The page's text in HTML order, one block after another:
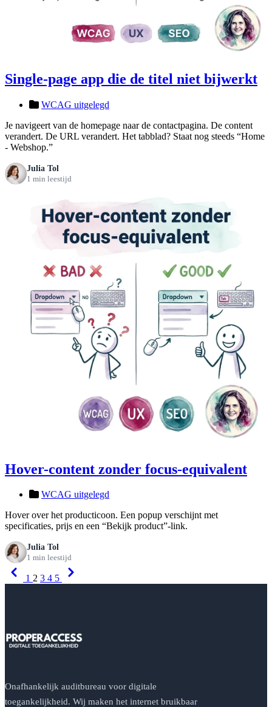
Single-page app die de titel niet bijwerkt
WCAG uitgelegd
Je navigeert van de homepage naar de contactpagina. De content
verandert. De URL verandert. Het tabblad? Staat nog steeds “Home
- Webshop.”
Julia Tol
1 min leestijd
Hover-content zonder focus-equivalent
WCAG uitgelegd
Hover over het producticoon. Een popup verschijnt met
specificaties, prijs en een “Bekijk product”-link.
Julia Tol
1 min leestijd
Previous
1 2 3 4 5
Next
Onafhankelijk auditbureau voor digitale
toegankelijkheid. Wij maken het internet bruikbaar